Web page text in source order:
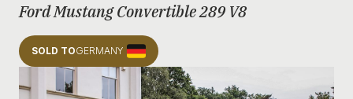
Ford Mustang Convertible 289 V8
SOLD TOGERMANY